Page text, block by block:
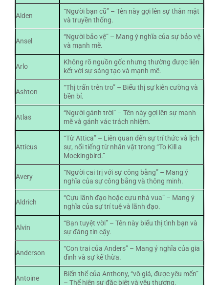
Alden
“Người bạn cũ” – Tên này gợi lên sự thân mật
và truyền thống.
Ansel
“Người bảo vệ” – Mang ý nghĩa của sự bảo vệ
và mạnh mẽ.
Arlo
Không rõ nguồn gốc nhưng thường được liên
kết với sự sáng tạo và mạnh mẽ.
Ashton
“Thị trấn trên tro” – Biểu thị sự kiên cường và
bền bỉ.
Atlas
“Người gánh trời” – Tên này gợi lên sự mạnh
mẽ và gánh vác trách nhiệm.
Atticus
“Từ Attica” – Liên quan đến sự trí thức và lịch
sự, nổi tiếng từ nhân vật trong “To Kill a
Mockingbird.”
Avery
“Người cai trị với sự công bằng” – Mang ý
nghĩa của sự công bằng và thông minh.
Aldrich
“Cựu lãnh đạo hoặc cựu nhà vua” – Mang ý
nghĩa của sự trí tuệ và lãnh đạo.
Alvin
“Bạn tuyệt vời” – Tên này biểu thị tình bạn và
sự đáng tin cậy.
Anderson
“Con trai của Anders” – Mang ý nghĩa của gia
đình và sự kế thừa.
Antoine
Biến thể của Anthony, “vô giá, được yêu mến”
– Thể hiện sự đặc biệt và yêu thương.